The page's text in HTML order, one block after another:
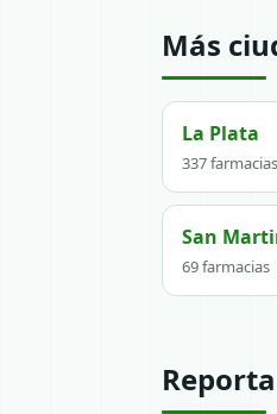
Más
La Plata
337 farmacias
San
69 farmacias